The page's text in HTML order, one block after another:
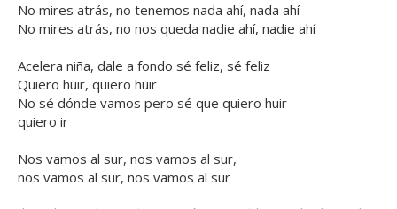
No mires atrás, no tenemos nada ahí, nada ahí
No mires atrás, no nos queda nadie ahí, nadie ahí
Acelera niña, dale a fondo sé feliz, sé feliz
Quiero huir, quiero huir
No sé dónde vamos pero sé que quiero huir
quiero ir
Nos vamos al sur, nos vamos al sur,
nos vamos al sur, nos vamos al sur